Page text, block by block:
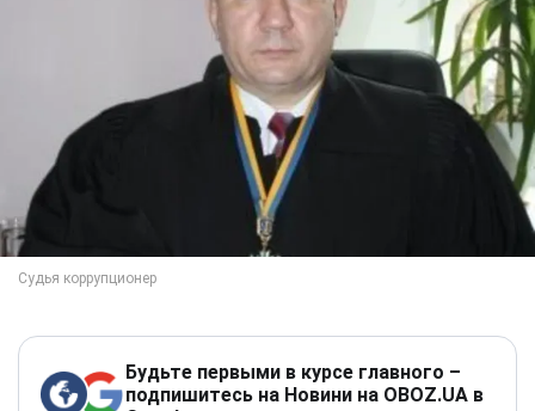
Будьте первыми в курсе главного –
подпишитесь на Новини на OBOZ.UA в